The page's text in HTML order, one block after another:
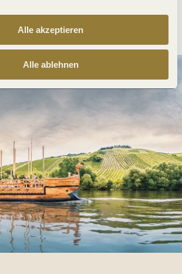
Alle akzeptieren
Alle ablehnen
planen PDF erzeugen